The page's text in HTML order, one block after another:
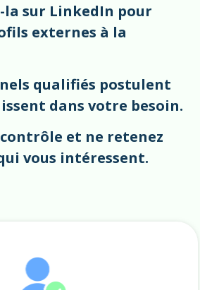
la sur LinkedIn pour
externes à la
qualifiés postulent
dans votre besoin.
et ne retenez
vous intéressent.